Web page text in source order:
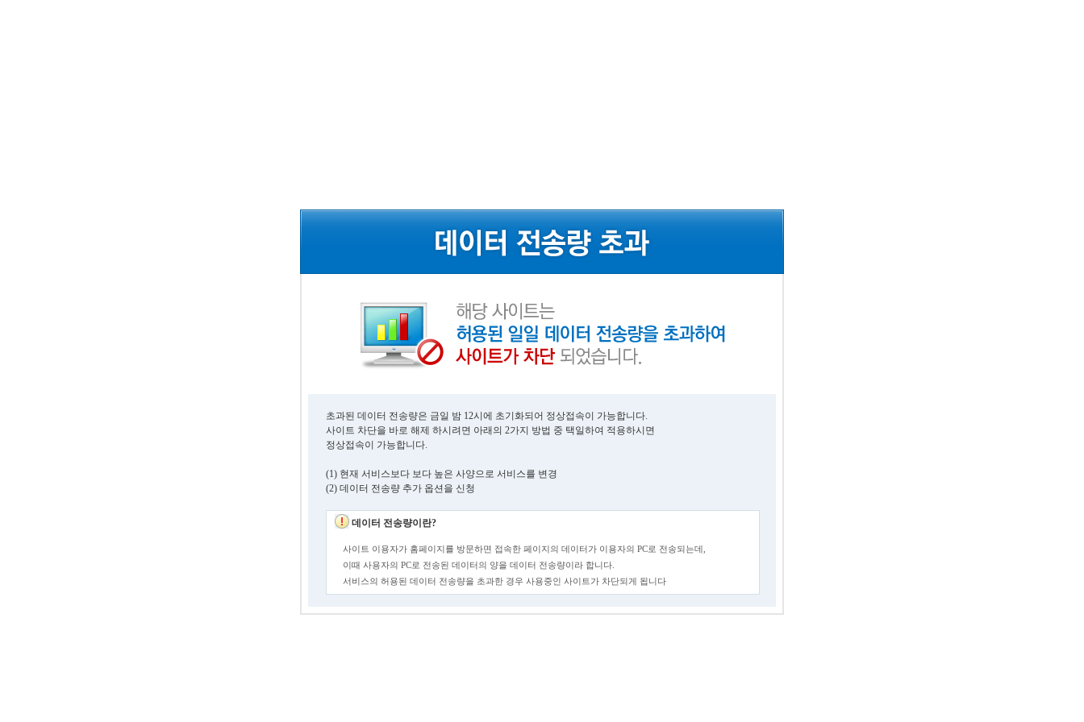
초과된 데이터 전송량은 금일 밤 12시에 초기화되어 정상접속이 가능합니다.
사이트 차단을 바로 해제 하시려면 아래의 2가지 방법 중 택일하여 적용하시면
정상접속이 가능합니다.
(1) 현재 서비스보다 보다 높은 사양으로 서비스를 변경
(2) 데이터 전송량 추가 옵션을 신청
데이터 전송량이란?
사이트 이용자가 홈페이지를 방문하면 접속한 페이지의 데이터가 이용자의 PC로 전송되는데,
이때 사용자의 PC로 전송된 데이터의 양을 데이터 전송량이라 합니다.
서비스의 허용된 데이터 전송량을 초과한 경우 사용중인 사이트가 차단되게 됩니다